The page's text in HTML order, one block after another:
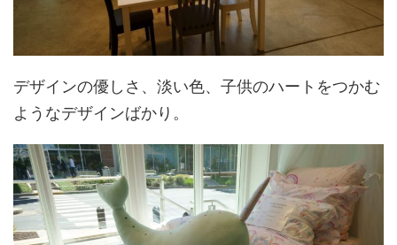
デザインの優しさ、淡い色、子供のハートをつかむ
ようなデザインばかり。